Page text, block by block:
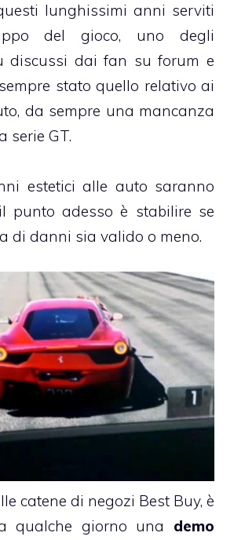
lunghissimi anni serviti
del gioco, uno degli
discussi dai fan su forum e
stato quello relativo ai
da sempre una mancanza
serie GT.
estetici alle auto saranno
punto adesso è stabilire se
di danni sia valido o meno.
catene di negozi Best Buy, è
qualche giorno una demo